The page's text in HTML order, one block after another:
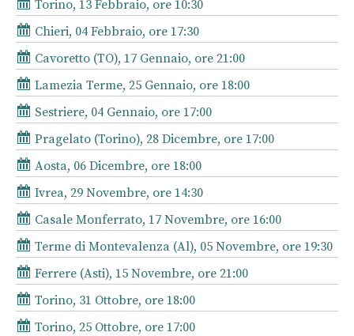
Torino, 13 Febbraio, ore 10:30
Chieri, 04 Febbraio, ore 17:30
Cavoretto (TO), 17 Gennaio, ore 21:00
Lamezia Terme, 25 Gennaio, ore 18:00
Sestriere, 04 Gennaio, ore 17:00
Pragelato (Torino), 28 Dicembre, ore 17:00
Aosta, 06 Dicembre, ore 18:00
Ivrea, 29 Novembre, ore 14:30
Casale Monferrato, 17 Novembre, ore 16:00
Terme di Montevalenza (Al), 05 Novembre, ore 19:30
Ferrere (Asti), 15 Novembre, ore 21:00
Torino, 31 Ottobre, ore 18:00
Torino, 25 Ottobre, ore 17:00